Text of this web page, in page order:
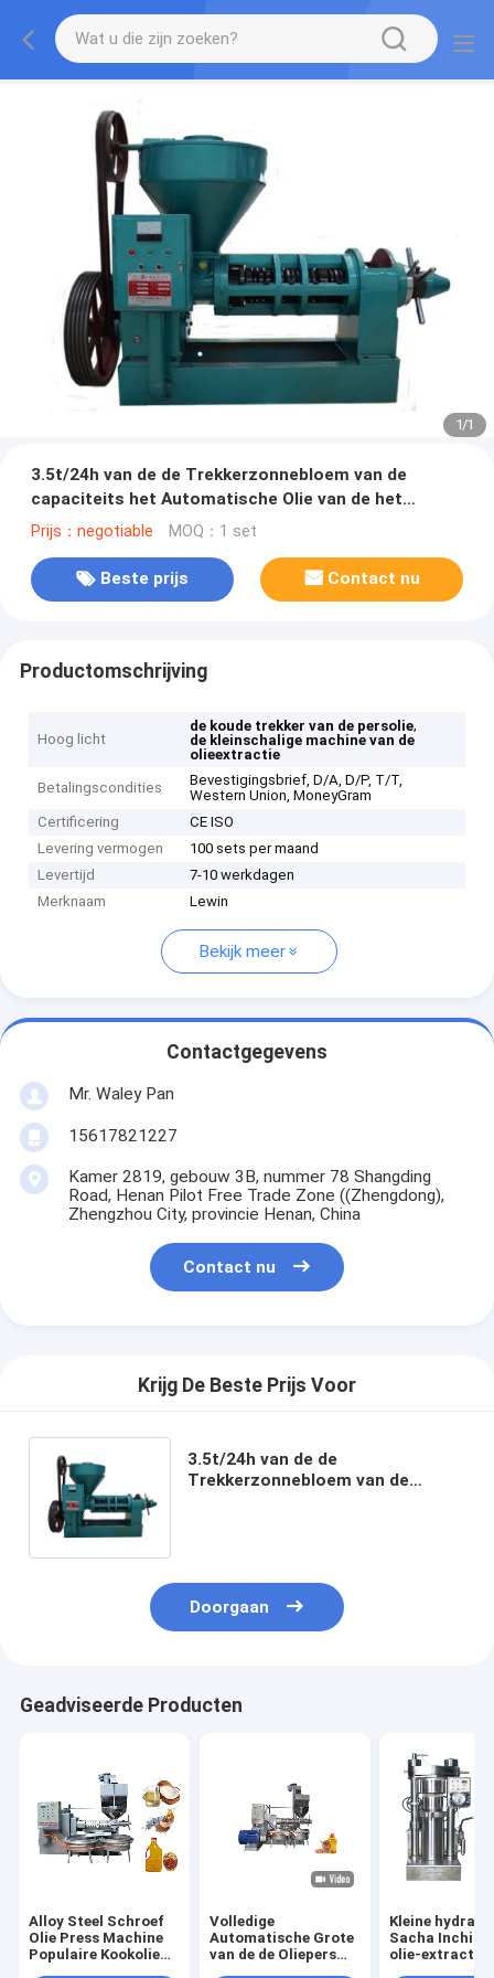
1/1
3.5t/24h van de de Trekkerzonnebloem van de
capaciteits het Automatische Olie van de het
Zaadolie Materiaal van het de Legeringsstaal van
Prijs：negotiable MOQ：1 set
Beste prijs Contact nu
Productomschrijving
Hoog licht
de koude trekker van de persolie,
de kleinschalige machine van de
olieextractie
Betalingscondities
Bevestigingsbrief, D/A, D/P, T/T,
Western Union, MoneyGram
Certificering
CE ISO
Levering vermogen
100 sets per maand
Levertijd
7-10 werkdagen
Merknaam
Lewin
Bekijk meer
Contactgegevens
Mr. Waley Pan
15617821227
Kamer 2819, gebouw 3B, nummer 78 Shangding
Road, Henan Pilot Free Trade Zone ((Zhengdong),
Zhengzhou City, provincie Henan, China
Contact nu
Krijg De Beste Prijs Voor
3.5t/24h van de de
Trekkerzonnebloem van de
Doorgaan
Geadviseerde Producten
Alloy Steel Schroef
Olie Press Machine
Populaire Kookolie
Volledige
Automatische Grote
van de de Oliepers
Kleine
Sacha Inchi-
olie-extractie